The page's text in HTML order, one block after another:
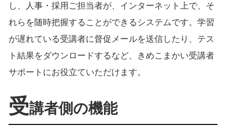
し、人事・採用ご担当者が、インターネット上で、そ
れらを随時把握することができるシステムです。学習
が遅れている受講者に督促メールを送信したり、テス
ト結果をダウンロードするなど、きめこまかい受講者
サポートにお役立ていただけます。
受講者側の機能